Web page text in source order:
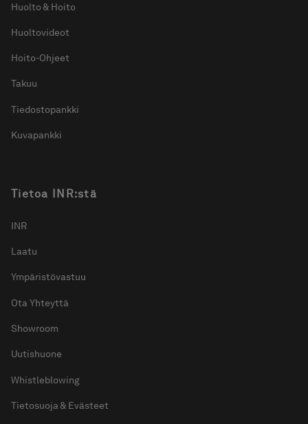
Huolto & Hoito
Huoltovideot
Hoito-Ohjeet
Takuu
Tiedostopankki
Kuvapankki
Tietoa INR:stä
INR
Laatu
Ympäristövastuu
Ota Yhteyttä
Showroom
Uutishuone
Whistleblowing
Tietosuoja & Evästeet